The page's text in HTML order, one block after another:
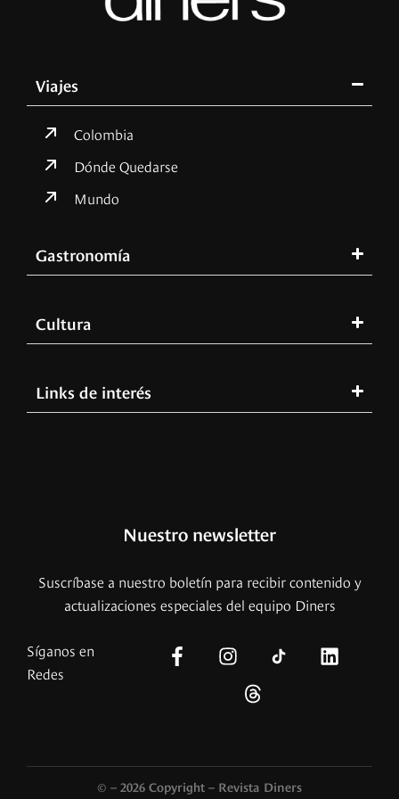
Viajes
Colombia
Dónde Quedarse
Mundo
Gastronomía
Cultura
Links de interés
Nuestro newsletter
Suscríbase a nuestro boletín para recibir contenido y
actualizaciones especiales del equipo Diners
Síganos en
Redes
© – 2026 Copyright – Revista Diners